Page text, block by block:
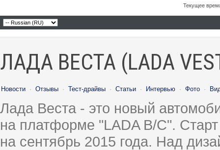
Текущее
ЛАДА ВЕСТА (LADA
Новости · Отзывы · Тест-драйвы · Статьи · Интервью · Фото ·
Лада Веста - это новый
на платформе "LADA B/C".
на сентябрь 2015 года. Над